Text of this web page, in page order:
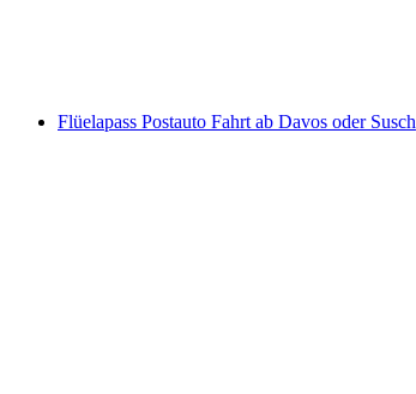
Flüelapass Postauto Fahrt ab Davos oder Susch